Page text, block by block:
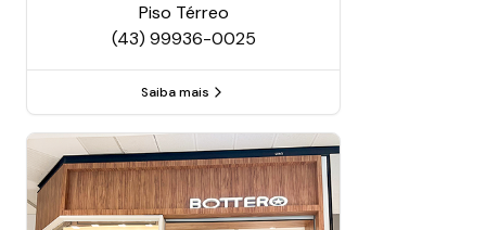
Piso Térreo
(43) 99936-0025
Saiba mais